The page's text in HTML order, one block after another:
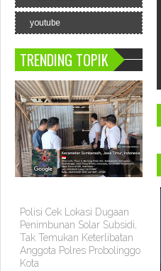
youtube
TRENDING TOPIK
Polisi Cek Lokasi Dugaan
Penimbunan Solar Subsidi,
Tak Temukan Keterlibatan
Anggota Polres Probolinggo
Kota